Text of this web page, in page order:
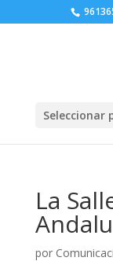
Seleccionar
La
por